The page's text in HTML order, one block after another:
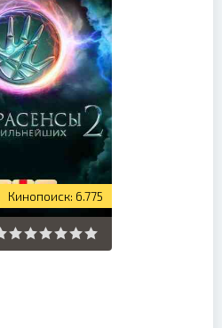
6.775